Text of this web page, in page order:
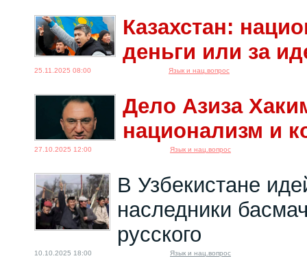
«Баба Яга против».
Коллективная...
23.04.2024 08:00
Казахстан:
деньги или за
25.11.2025 08:00 Язык и нац.вопрос
Дело Азиза
национализм и
27.10.2025 12:00 Язык и нац.вопрос
В Узбекистане
наследники
русского
10.10.2025 18:00 Язык и нац.вопрос